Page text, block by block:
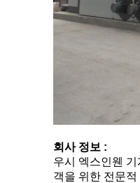
회사 정보 :
우시 엑스인웬
객을 위한 전문